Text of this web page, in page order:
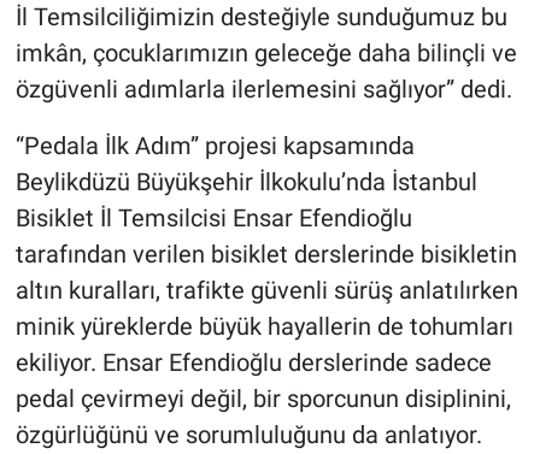
İl Temsilciliğimizin desteğiyle sunduğumuz bu
imkân, çocuklarımızın geleceğe daha bilinçli ve
özgüvenli adımlarla ilerlemesini sağlıyor” dedi.
“Pedala İlk Adım” projesi kapsamında
Beylikdüzü Büyükşehir İlkokulu’nda İstanbul
Bisiklet İl Temsilcisi Ensar Efendioğlu
tarafından verilen bisiklet derslerinde bisikletin
altın kuralları, trafikte güvenli sürüş anlatılırken
minik yüreklerde büyük hayallerin de tohumları
ekiliyor. Ensar Efendioğlu derslerinde sadece
pedal çevirmeyi değil, bir sporcunun disiplinini,
özgürlüğünü ve sorumluluğunu da anlatıyor.